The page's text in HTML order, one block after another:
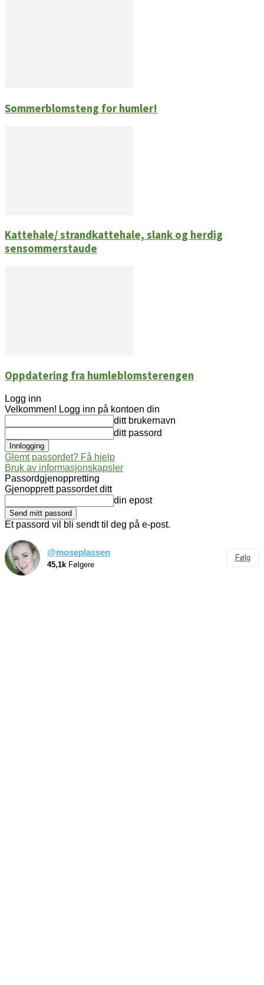
Sommerblomsteng for humler!
Kattehale/ strandkattehale, slank og herdig
sensommerstaude
Oppdatering fra humleblomsterengen
Logg inn
Velkommen! Logg inn på kontoen din
ditt brukernavn
ditt passord
Glemt passordet? Få hjelp
Bruk av informasjonskapsler
Passordgjenoppretting
Gjenopprett passordet ditt
din epost
Et passord vil bli sendt til deg på e-post.
@moseplassen
45,1k Følgere
Følg